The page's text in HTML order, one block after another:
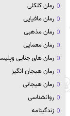
رمان کلکلی
رمان مافیایی
رمان مذهبی
رمان معمایی
رمان های جنایی
رمان هیجان انگیز
رمان هیجانی
روانشناسی
زندگینامه